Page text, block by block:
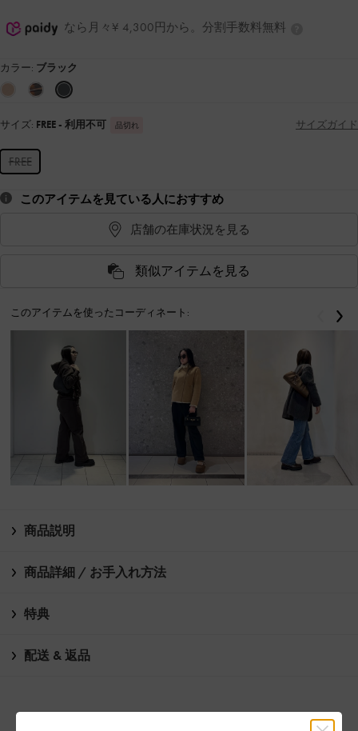
なら月々¥ 4,300円から。分割手数料無料
カラー: ブラック
サイズ: FREE - 利用不可 品切れ サイズガイド
FREE
このアイテムを見ている人におすすめ
店舗の在庫状況を見る
類似アイテムを見る
このアイテムを使ったコーディネート: 戻る
商品説明
商品詳細 / お手入れ方法
特典
配送 & 返品